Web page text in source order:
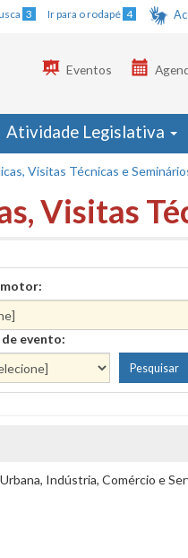
3 Ir para o rodapé 4
Eventos
Atividade Legislativa
Visitas Técnicas e
Visitas
evento:
Indústria, Comércio e